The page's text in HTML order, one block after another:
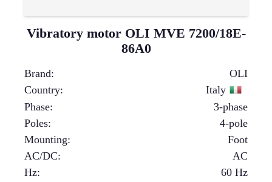
Vibratory motor OLI MVE 7200/18E-
86A0
Brand:
OLI
Country:
Italy
Phase:
3-phase
Poles:
4-pole
Mounting:
Foot
AC/DC:
AC
Hz:
60 Hz